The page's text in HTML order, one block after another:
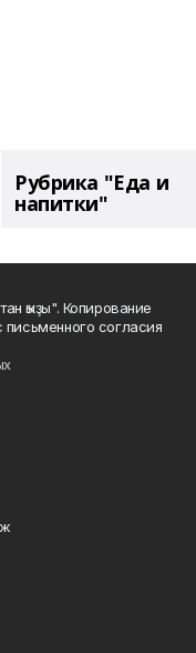
Рубрика "Еда и
напитки"
ҡыҙы". Копирование
согласия